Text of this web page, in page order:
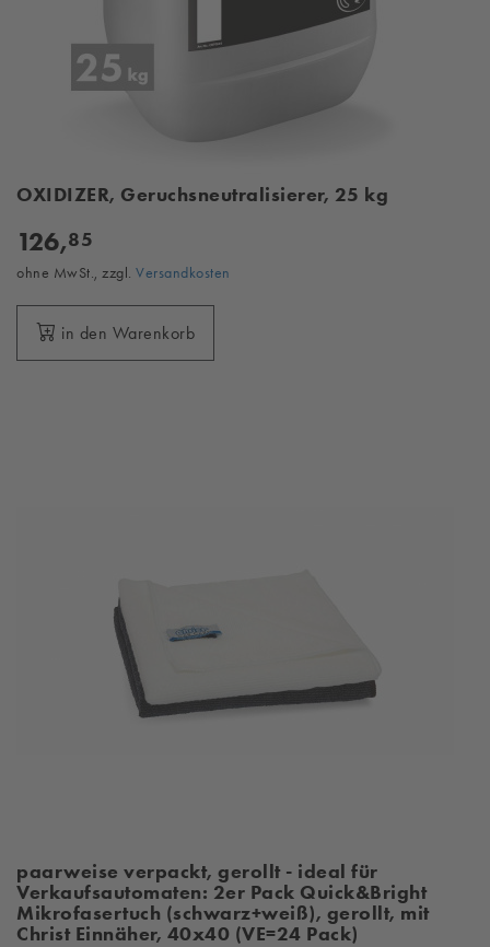
OXIDIZER, Geruchsneutralisierer, 25 kg
126,85
ohne MwSt., zzgl. Versandkosten
in den Warenkorb
paarweise verpackt, gerollt - ideal für
Verkaufsautomaten: 2er Pack Quick&Bright
Mikrofasertuch (schwarz+weiß), gerollt, mit
Christ Einnäher, 40x40 (VE=24 Pack)